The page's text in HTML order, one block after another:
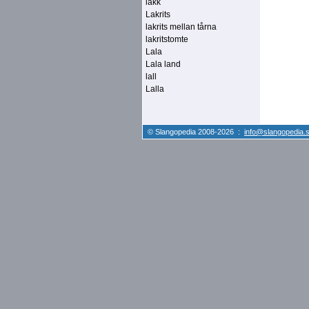
lakk
Lakrits
lakrits mellan tårna
lakritstomte
Lala
Lala land
lall
Lalla
© Slangopedia 2008-2026 :